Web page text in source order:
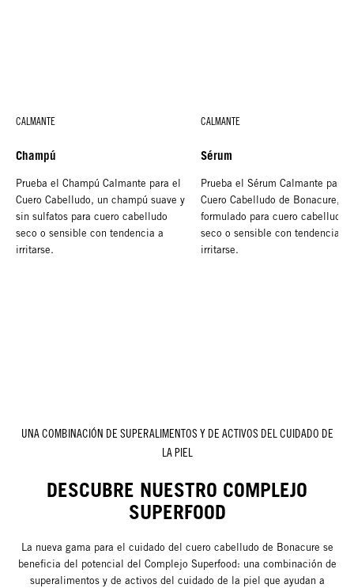
CALMANTE
Champú
Prueba el Champú Calmante para el
Cuero Cabelludo, un champú suave y
sin sulfatos para cuero cabelludo
seco o sensible con tendencia a
irritarse.
CALMANTE
Sérum
Prueba el Sérum Calmante para
Cuero Cabelludo de Bonacure,
formulado para cuero cabelludo
seco o sensible con tendencia a
irritarse.
UNA COMBINACIÓN DE SUPERALIMENTOS Y DE ACTIVOS DEL CUIDADO DE
LA PIEL
DESCUBRE NUESTRO COMPLEJO
SUPERFOOD
La nueva gama para el cuidado del cuero cabelludo de Bonacure se
beneficia del potencial del Complejo Superfood: una combinación de
superalimentos y de activos del cuidado de la piel que ayudan a